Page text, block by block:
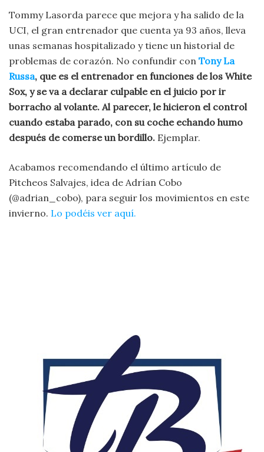
Tommy Lasorda parece que mejora y ha salido de la
UCI, el gran entrenador que cuenta ya 93 años, lleva
unas semanas hospitalizado y tiene un historial de
problemas de corazón. No confundir con Tony La
Russa, que es el entrenador en funciones de los White
Sox, y se va a declarar culpable en el juicio por ir
borracho al volante. Al parecer, le hicieron el control
cuando estaba parado, con su coche echando humo
después de comerse un bordillo. Ejemplar.
Acabamos recomendando el último artículo de
Pitcheos Salvajes, idea de Adrían Cobo
(@adrian_cobo), para seguir los movimientos en este
invierno. Lo podéis ver aquí.